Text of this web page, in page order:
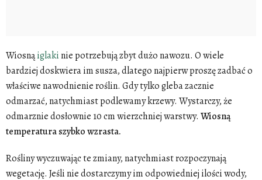
Wiosnąiglakinie potrzebują zbyt dużo nawozu. O wiele
bardziej doskwiera im susza, dlatego najpierw proszę zadbać o
właściwe nawodnienie roślin. Gdy tylko gleba zacznie
odmarzać, natychmiast podlewamy krzewy. Wystarczy, że
odmarznie dosłownie 10 cm wierzchniej warstwy. Wiosną
temperatura szybko wzrasta.
Rośliny wyczuwając te zmiany, natychmiast rozpoczynają
wegetację. Jeśli nie dostarczymy im odpowiedniej ilości wody,